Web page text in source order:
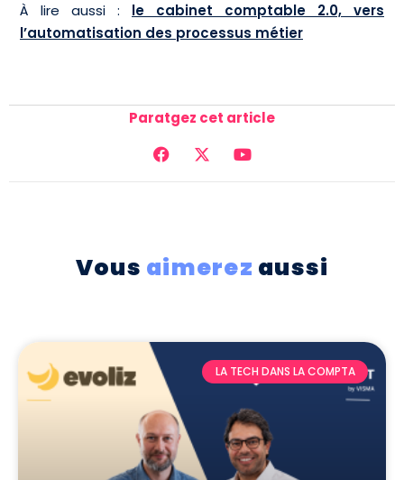
À lire aussi : le cabinet comptable 2.0, vers
l’automatisation des processus métier
Paratgez cet article
Vous aimerez aussi
LA TECH DANS LA COMPTA